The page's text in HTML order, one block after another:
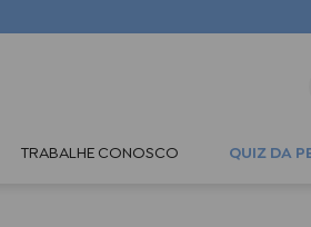
TRABALHE CONOSCO QUIZ DA